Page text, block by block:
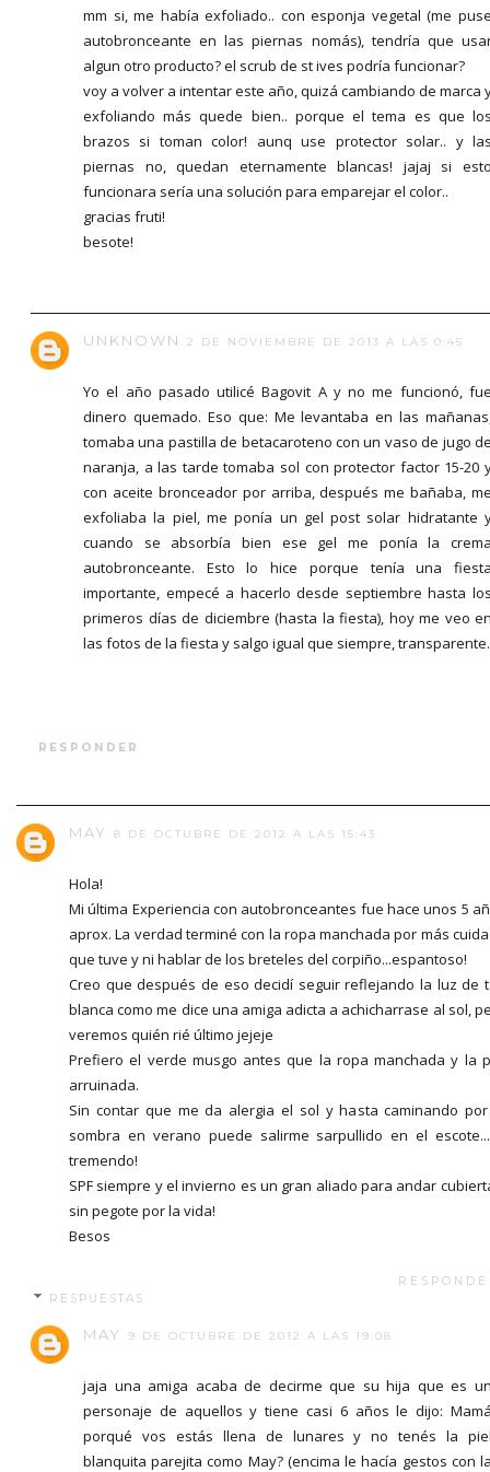
mm si, me había exfoliado.. con esponja vegetal (me
autobronceante en las piernas nomás), tendría que
algun otro producto? el scrub de st ives podría funcionar?
voy a volver a intentar este año, quizá cambiando de marca
exfoliando más quede bien.. porque el tema es que
brazos si toman color! aunq use protector solar.. y
piernas no, quedan eternamente blancas! jajaj si
funcionara sería una solución para emparejar el color..
gracias fruti!
besote!
UNKNOWN 2 DE NOVIEMBRE DE 2013 A LAS 0:45
Yo el año pasado utilicé Bagovit A y no me funcionó,
dinero quemado. Eso que: Me levantaba en las
tomaba una pastilla de betacaroteno con un vaso de jugo
naranja, a las tarde tomaba sol con protector factor 15-20
con aceite bronceador por arriba, después me bañaba,
exfoliaba la piel, me ponía un gel post solar hidratante
cuando se absorbía bien ese gel me ponía la
autobronceante. Esto lo hice porque tenía una
importante, empecé a hacerlo desde septiembre hasta
primeros días de diciembre (hasta la fiesta), hoy me veo
las fotos de la fiesta y salgo igual que siempre, transparente.
RESPONDER
MAY 8 DE OCTUBRE DE 2012 A LAS 15:43
Hola!
Mi última Experiencia con autobronceantes fue hace unos 5
aprox. La verdad terminé con la ropa manchada por más
que tuve y ni hablar de los breteles del corpiño...espantoso!
Creo que después de eso decidí seguir reflejando la luz de
blanca como me dice una amiga adicta a achicharrase al sol,
veremos quién rié último jejeje
Prefiero el verde musgo antes que la ropa manchada y la
arruinada.
Sin contar que me da alergia el sol y hasta caminando
sombra en verano puede salirme sarpullido en el
tremendo!
SPF siempre y el invierno es un gran aliado para andar
sin pegote por la vida!
Besos
RESPUESTAS
MAY 9 DE OCTUBRE DE 2012 A LAS 19:08
jaja una amiga acaba de decirme que su hija que es
personaje de aquellos y tiene casi 6 años le dijo:
porqué vos estás llena de lunares y no tenés la
blanquita parejita como May? (encima le hacía gestos con